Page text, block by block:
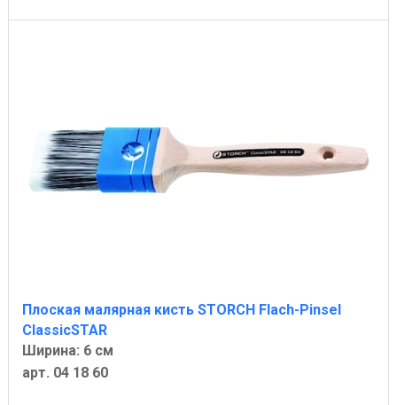
Плоская малярная кисть STORCH Flach-Pinsel
ClassicSTAR
Ширина: 6 см
арт. 04 18 60